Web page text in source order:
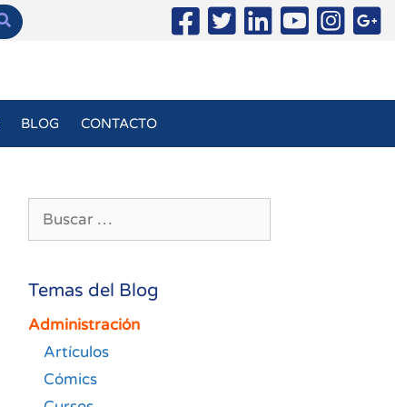
BLOG CONTACTO
Temas del Blog
Administración
Artículos
Cómics